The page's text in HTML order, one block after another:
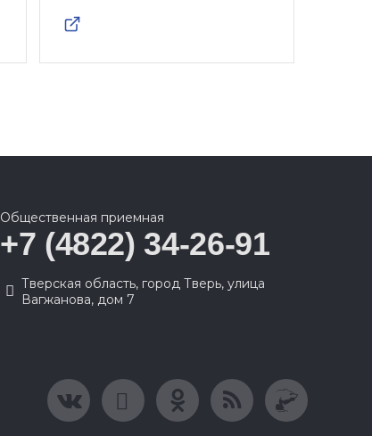
Общественная приемная
+7 (4822) 34-26-91
Тверская область, город Тверь, улица
Вагжанова, дом 7